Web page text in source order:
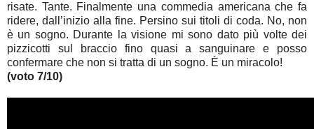
risate. Tante. Finalmente una commedia americana che fa
ridere, dall’inizio alla fine. Persino sui titoli di coda. No, non
è un sogno. Durante la visione mi sono dato più volte dei
pizzicotti sul braccio fino quasi a sanguinare e posso
confermare che non si tratta di un sogno. È un miracolo!
(voto 7/10)